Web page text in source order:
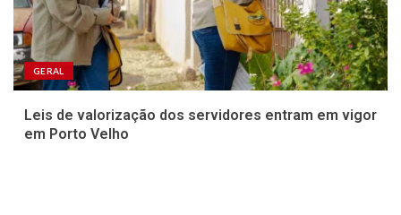
GERAL
Leis de valorização dos servidores entram em vigor
em Porto Velho